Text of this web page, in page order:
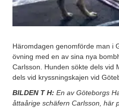
Häromdagen genomförde man i
övning med en av sina nya
Carlsson. Hunden sökte dels vid
dels vid kryssningskajen vid
BILDEN T H: En av Göteborgs
åttaårige schäfern Carlsson, här